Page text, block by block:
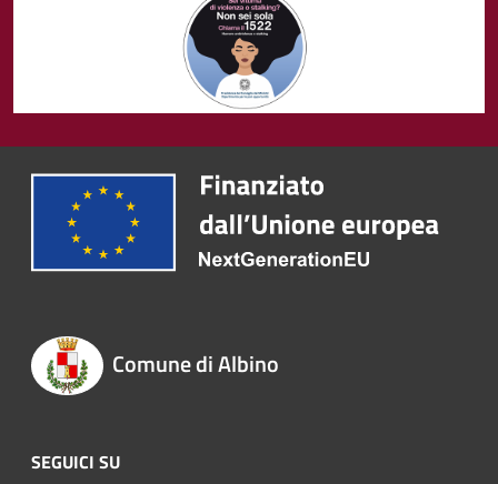
Comune di Albino
SEGUICI SU